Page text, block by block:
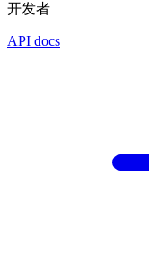
开发者
API docs